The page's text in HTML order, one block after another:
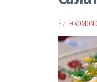
Від FCVOMOND